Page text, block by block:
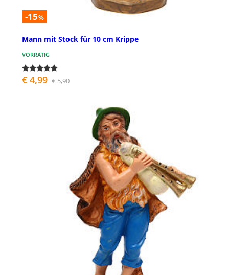
-15%
Mann mit Stock für 10 cm Krippe
VORRÄTIG
€ 4,99 € 5,90